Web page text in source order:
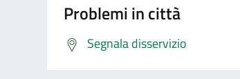
Problemi in città
Segnala disservizio